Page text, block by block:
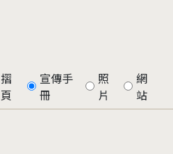
摺
頁
宣傳手
冊
照
片
網
站